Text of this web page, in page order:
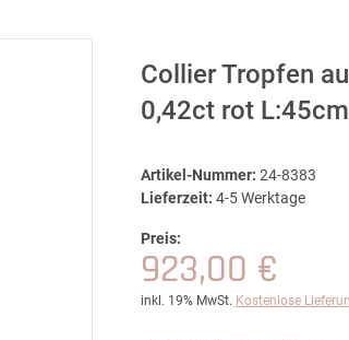
Collier Tropfen
0,42ct rot L:45cm
Artikel-Nummer: 24-8383
Lieferzeit: 4-5 Werktage
Preis:
923,00 €
inkl. 19% MwSt. Kostenlose